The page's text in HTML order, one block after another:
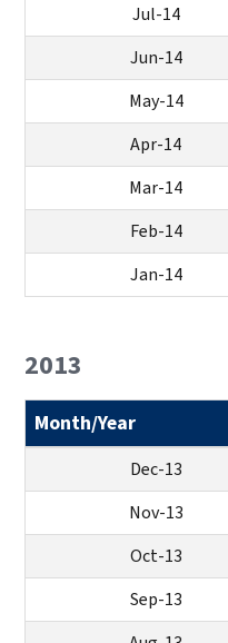
Jul-14
Jun-14
May-14
Apr-14
Mar-14
Feb-14
Jan-14
2013
Month/Year
Dec-13
Nov-13
Oct-13
Sep-13